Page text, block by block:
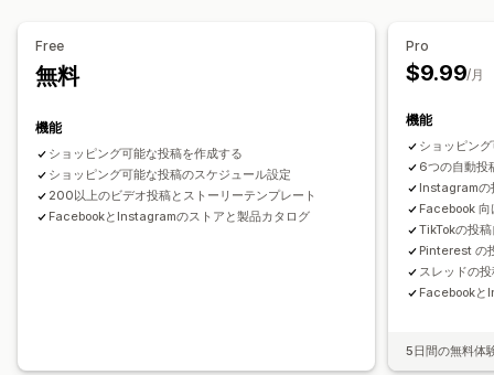
パフォーマンス分析
インプレッション数
トラフィック元
Free
無料
機能
ショッピング可能な投稿を作成する
ショッピング可能な投稿のスケジュール設定
200以上のビデオ投稿とストーリーテンプレート
FacebookとInstagramのストアと製品カタログ
Pro
$9.99/月
機能
ショッピン
6つの自動投
Instagramの
Facebook 向
TikTokの投
Pinterest の
スレッドの
Facebookと
5日間の無料体